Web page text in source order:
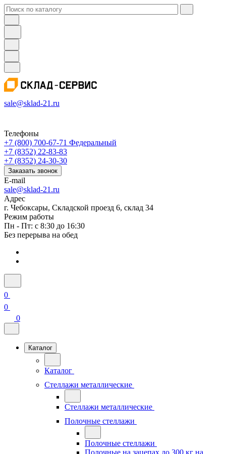
sale@sklad-21.ru
Телефоны
+7 (800) 700-67-71 Федеральный
+7 (8352) 22-83-83
+7 (8352) 24-30-30
Заказать звонок
E-mail
sale@sklad-21.ru
Адрес
г. Чебоксары, Складской проезд 6, склад 34
Режим работы
Пн - Пт: с 8:30 до 16:30
Без перерыва на обед
0
0
0
Каталог
Каталог
Стеллажи металлические
Стеллажи металлические
Полочные стеллажи
Полочные стеллажи
Полочные на зацепах до 300 кг на